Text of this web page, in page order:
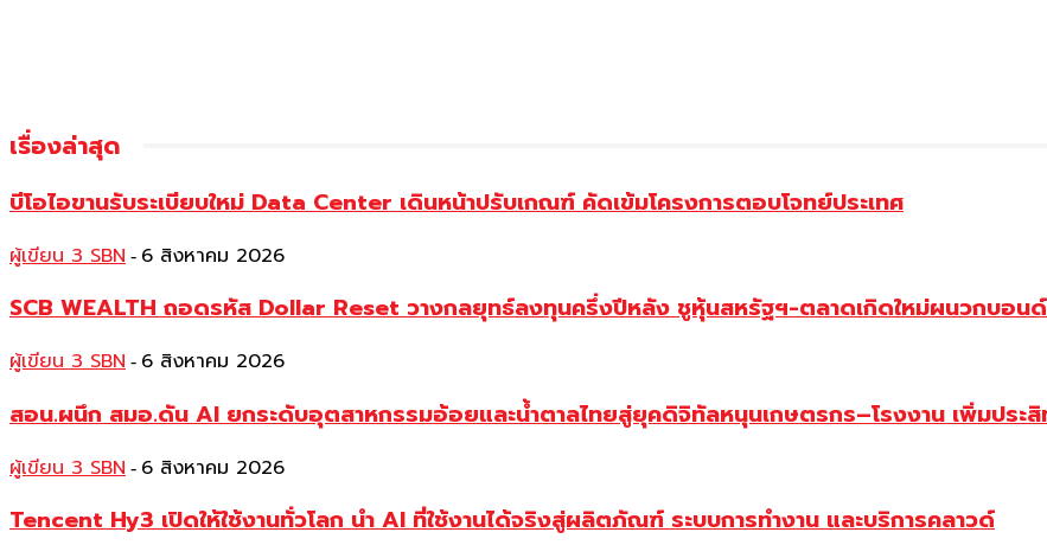
เรื่องล่าสุด
บีโอไอขานรับระเบียบใหม่ Data Center เดินหน้าปรับเกณฑ์ คัดเข้มโครงการตอบโจทย์ประเทศ
ผู้เขียน 3 SBN - 6 สิงหาคม 2026
SCB WEALTH ถอดรหัส Dollar Reset วางกลยุทธ์ลงทุนครึ่งปีหลัง ชูหุ้นสหรัฐฯ-ตลาดเกิดใหม่ผนวกบอน
ผู้เขียน 3 SBN - 6 สิงหาคม 2026
สอน.ผนึก สมอ.ดัน AI ยกระดับอุตสาหกรรมอ้อยและน้ำตาลไทยสู่ยุคดิจิทัลหนุนเกษตรกร–โรงงาน เพิ่มประ
ผู้เขียน 3 SBN - 6 สิงหาคม 2026
Tencent Hy3 เปิดให้ใช้งานทั่วโลก นำ AI ที่ใช้งานได้จริงสู่ผลิตภัณฑ์ ระบบการทำงาน และบริการคลาวด์